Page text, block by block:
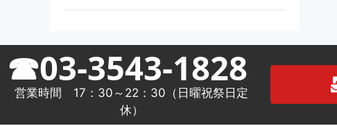
☎03-3543-1828
営業時間 17：30～22：30（日曜祝祭日定
休）